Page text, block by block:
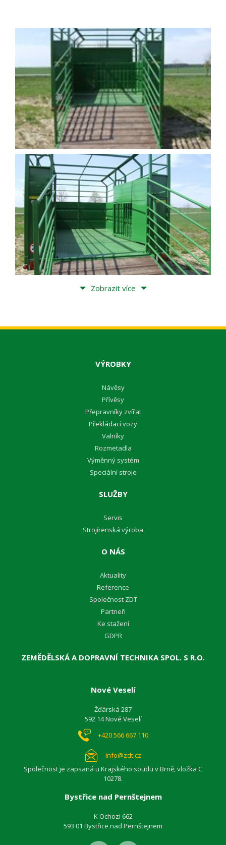
Zobrazit více
VÝROBKY
Návěsy
Přívěsy
Přepravníky zvířat
Překládací vozy
Valníky
Rozmetadla
Výměnný systém
Speciální stroje
SLUŽBY
Servis
Strojírenská výroba
O NÁS
Aktuality
Reference
Společnost ZDT
Partneři
Ke stažení
GDPR
ZEMĚDĚLSKÁ A DOPRAVNÍ TECHNIKA SPOL. S R.O.
Nové Veselí
Žďárská 287
592 14 Nové Veselí
+420 566 667 110
info@zdt.cz
Společnost je zapsaná u Krajského soudu v Brně, vložka C
10278.
Bystřice nad Pernštejnem
K Ochozi 662
593 01 Bystřice nad Pernštejnem